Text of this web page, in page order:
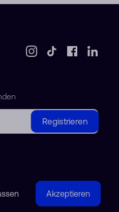
E-Mail
Registrieren
2026 Watchdreamer SA
Akzeptieren